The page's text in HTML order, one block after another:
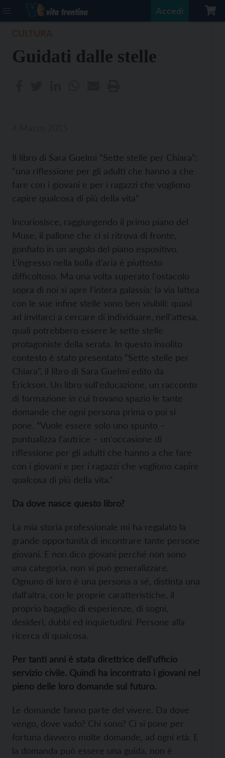
Accedi
Guidati dalle stelle
Il libro di Sara Guelmi “Sette stelle per Chiara”:
“una riflessione per gli adulti che hanno a che
fare con i giovani e per i ragazzi che vogliono
capire qualcosa di più della vita”
Incuriosisce, raggiungendo il primo piano del
Muse, il pallone che ci si ritrova di fronte,
gonfiato in un angolo del piano espositivo.
L’ingresso nella bolla d’aria è piuttosto
difficoltoso. Ma una volta superato l'ostacolo
sopra di noi si apre l'intera galassia: la via lattea
con le sue infine stelle sono ben visibili: quasi
ad invitarci a cercare di individuare, nell'attesa,
quali potrebbero essere le sette stelle
protagoniste della serata. In questo insolito
contesto è stato presentato “Sette stelle per
Chiara”, il libro di Sara Guelmi edito da
Erickson. Un libro sull'educazione, un racconto
di formazione in cui trovano spazio le tante
domande che ogni persona prima o poi si
pone. “Vuole essere solo uno spunto –
puntualizza l'autrice – un'occasione di
riflessione per gli adulti che hanno a che fare
con i giovani e per i ragazzi che vogliono capire
qualcosa di più della vita.”
Da dove nasce questo libro?
La mia storia professionale mi ha regalato la
grande opportunità di incontrare tante persone
giovani. E non dico giovani perché non sono
una categoria, non si può generalizzare.
Ognuno di loro è una persona a sé, distinta una
dall’altra, con le proprie caratteristiche, il
proprio bagaglio di esperienze, di sogni,
desideri, dubbi ed inquietudini. Persone alla
ricerca di qualcosa.
Per tanti anni è stata direttrice dell’ufficio
servizio civile. Quindi ha incontrato i giovani nel
pieno delle loro domande sul futuro.
Le domande fanno parte del vivere. Da dove
vengo, dove vado? Chi sono? Ci si pone per
fortuna davvero molte domande, ad ogni età. E
la domanda può essere una guida, non è